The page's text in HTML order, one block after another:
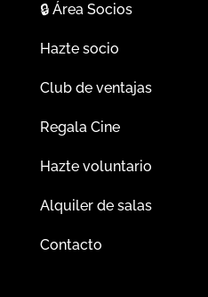
🔒Área Socios
Hazte socio
Club de ventajas
Regala Cine
Hazte voluntario
Alquiler de salas
Contacto